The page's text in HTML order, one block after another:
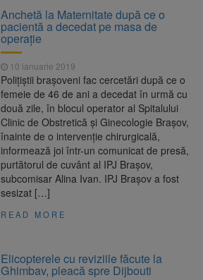
Anchetă la Maternitate după ce o
pacientă a decedat pe masa de
operație
10 ianuarie 2019
Poliţiştii braşoveni fac cercetări după ce o
femeie de 46 de ani a decedat în urmă cu
două zile, în blocul operator al Spitalului
Clinic de Obstretică şi Ginecologie Braşov,
înainte de o intervenţie chirurgicală,
informează joi într-un comunicat de presă,
purtătorul de cuvânt al IPJ Braşov,
subcomisar Alina Ivan. IPJ Braşov a fost
sesizat […]
READ MORE
Elicopterele cu reviziile făcute la
Ghimbav, pleacă spre Dijbouti